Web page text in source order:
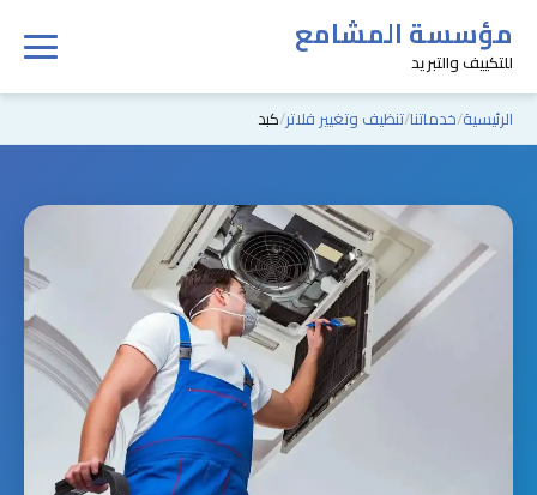
مؤسسة المشامع
للتكييف والتبريد
الرئيسية خدماتنا تنظيف وتغيير فلاتر كبد